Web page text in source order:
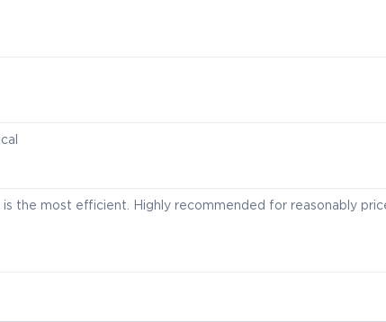
the most efficient. Highly recommended for reasonably